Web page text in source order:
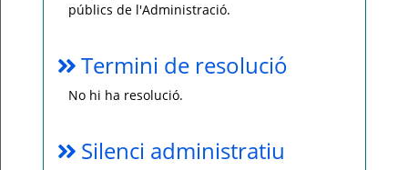
públics de l'Administració.
Termini de resolució
No hi ha resolució.
Silenci administratiu